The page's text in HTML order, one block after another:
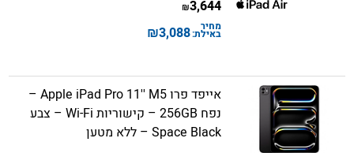
3,644
₪
מחיר
באילת:3,088
₪
אייפד פרו Apple iPad Pro 11'' M5 –
נפח 256GB – קישוריות Wi-Fi – צבע
Space Black – ללא מטען